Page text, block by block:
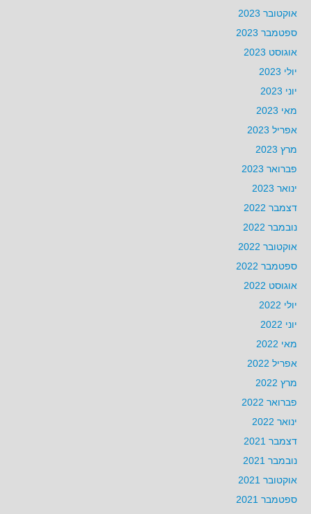
אוקטובר 2023
ספטמבר 2023
אוגוסט 2023
יולי 2023
יוני 2023
מאי 2023
אפריל 2023
מרץ 2023
פברואר 2023
ינואר 2023
דצמבר 2022
נובמבר 2022
אוקטובר 2022
ספטמבר 2022
אוגוסט 2022
יולי 2022
יוני 2022
מאי 2022
אפריל 2022
מרץ 2022
פברואר 2022
ינואר 2022
דצמבר 2021
נובמבר 2021
אוקטובר 2021
ספטמבר 2021